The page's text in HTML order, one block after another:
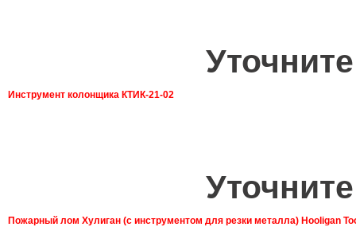
Инструмент колонщика КТИК-21-02
Пожарный лом Хулиган (с инструментом для резки металла) Hooligan